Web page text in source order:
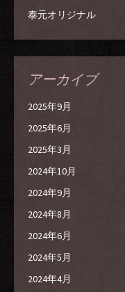
泰元オリジナル
アーカイブ
2025年9月
2025年6月
2025年3月
2024年10月
2024年9月
2024年8月
2024年6月
2024年5月
2024年4月